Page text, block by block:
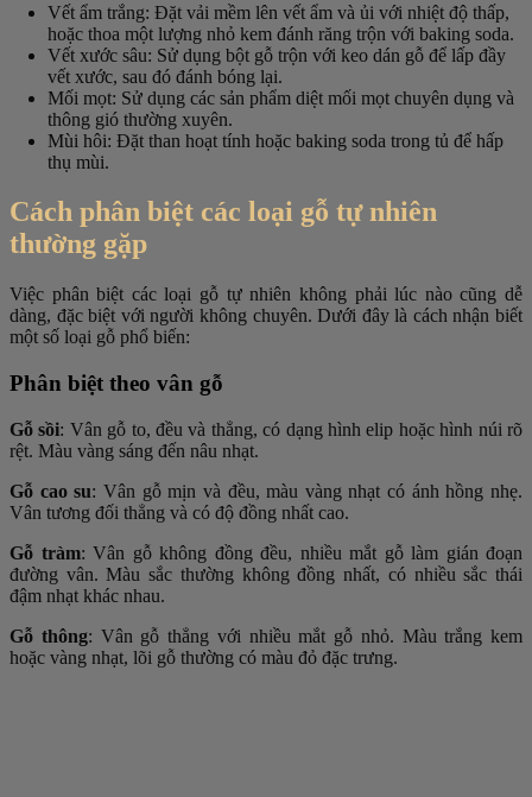
Vết ẩm trắng: Đặt vải mềm lên vết ẩm và ủi với nhiệt độ thấp,
hoặc thoa một lượng nhỏ kem đánh răng trộn với baking soda.
Vết xước sâu: Sử dụng bột gỗ trộn với keo dán gỗ để lấp đầy
vết xước, sau đó đánh bóng lại.
Mối mọt: Sử dụng các sản phẩm diệt mối mọt chuyên dụng và
thông gió thường xuyên.
Mùi hôi: Đặt than hoạt tính hoặc baking soda trong tủ để hấp
thụ mùi.
Cách phân biệt các loại gỗ tự nhiên
thường gặp
Việc phân biệt các loại gỗ tự nhiên không phải lúc nào cũng dễ
dàng, đặc biệt với người không chuyên. Dưới đây là cách nhận biết
một số loại gỗ phổ biến:
Phân biệt theo vân gỗ
Gỗ sồi: Vân gỗ to, đều và thẳng, có dạng hình elip hoặc hình núi rõ
rệt. Màu vàng sáng đến nâu nhạt.
Gỗ cao su: Vân gỗ mịn và đều, màu vàng nhạt có ánh hồng nhẹ.
Vân tương đối thẳng và có độ đồng nhất cao.
Gỗ tràm: Vân gỗ không đồng đều, nhiều mắt gỗ làm gián đoạn
đường vân. Màu sắc thường không đồng nhất, có nhiều sắc thái
đậm nhạt khác nhau.
Gỗ thông: Vân gỗ thẳng với nhiều mắt gỗ nhỏ. Màu trắng kem
hoặc vàng nhạt, lõi gỗ thường có màu đỏ đặc trưng.